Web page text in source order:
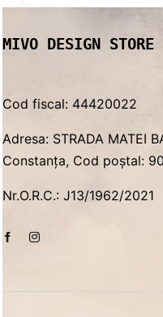
MIVO DESIGN
Cod fiscal: 44420022
Adresa: STRADA MATEI
Constanța, Cod poștal:
Nr.O.R.C.: J13/1962/2021